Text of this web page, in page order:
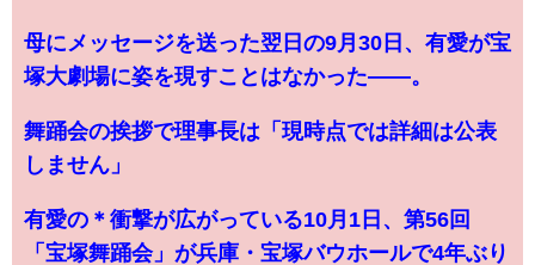
母にメッセージを送った翌日の9月30日、有愛が宝
塚大劇場に姿を現すことはなかった――。
舞踊会の挨拶で理事長は「現時点では詳細は公表
しません」
有愛の＊衝撃が広がっている10月1日、第56回
「宝塚舞踊会」が兵庫・宝塚バウホールで4年ぶり